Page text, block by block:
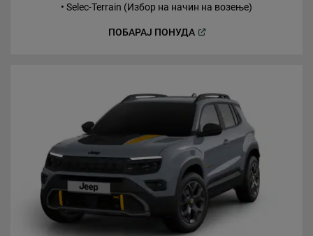
• Selec-Terrain (Избор на начин на возење)
ПОБАРАЈ ПОНУДА( Open in a new window